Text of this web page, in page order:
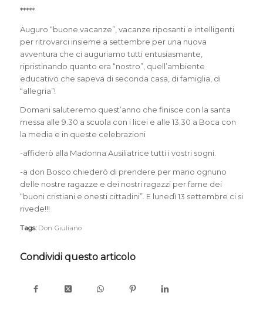
*****
Auguro “buone vacanze”, vacanze riposanti e intelligenti
per ritrovarci insieme a settembre per una nuova
avventura che ci auguriamo tutti entusiasmante,
ripristinando quanto era “nostro”, quell’ambiente
educativo che sapeva di seconda casa, di famiglia, di
“allegria”!
Domani saluteremo quest’anno che finisce con la santa
messa alle 9.30 a scuola con i licei e alle 13.30 a Boca con
la media e in queste celebrazioni
-affiderò alla Madonna Ausiliatrice tutti i vostri sogni.
-a don Bosco chiederò di prendere per mano ognuno
delle nostre ragazze e dei nostri ragazzi per farne dei
“buoni cristiani e onesti cittadini”. E lunedì 13 settembre ci si
rivede!!!
Tags: Don Giuliano
Condividi questo articolo